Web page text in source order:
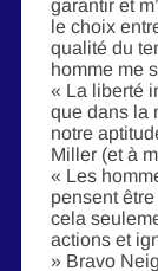
garantir et
le choix
qualité du
homme me
« La liberté
que dans la
notre
Miller (et à
« Les
pensent
cela
actions et
» Bravo